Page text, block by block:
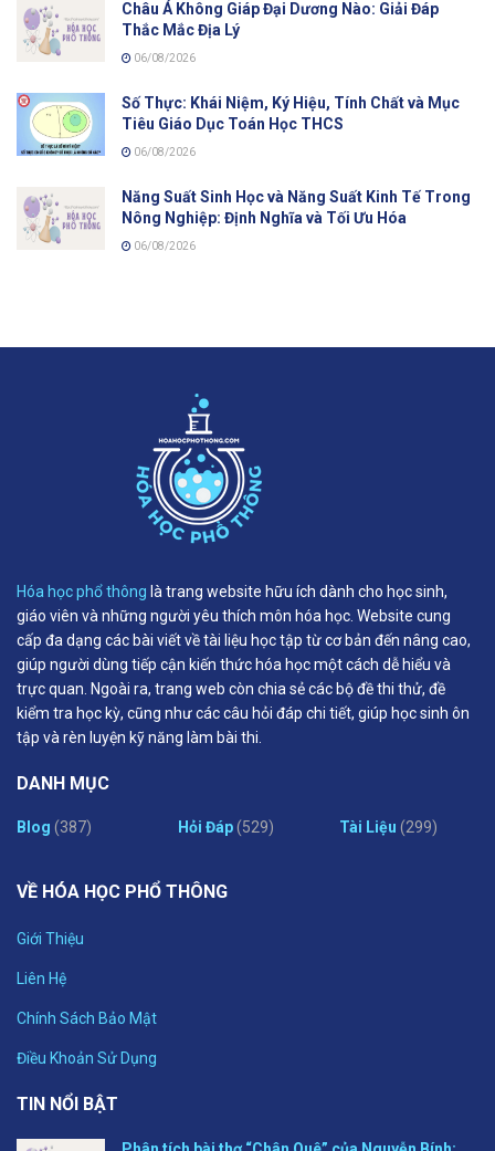
Châu Á Không Giáp Đại Dương Nào: Giải Đáp
Thắc Mắc Địa Lý
06/08/2026
Số Thực: Khái Niệm, Ký Hiệu, Tính Chất và Mục
Tiêu Giáo Dục Toán Học THCS
06/08/2026
Năng Suất Sinh Học và Năng Suất Kinh Tế Trong
Nông Nghiệp: Định Nghĩa và Tối Ưu Hóa
06/08/2026
Hóa học phổ thông là trang website hữu ích dành cho học sinh,
giáo viên và những người yêu thích môn hóa học. Website cung
cấp đa dạng các bài viết về tài liệu học tập từ cơ bản đến nâng cao,
giúp người dùng tiếp cận kiến thức hóa học một cách dễ hiểu và
trực quan. Ngoài ra, trang web còn chia sẻ các bộ đề thi thử, đề
kiểm tra học kỳ, cũng như các câu hỏi đáp chi tiết, giúp học sinh ôn
tập và rèn luyện kỹ năng làm bài thi.
DANH MỤC
Blog (387) Hỏi Đáp(529) Tài Liệu (299)
VỀ HÓA HỌC PHỔ THÔNG
Giới Thiệu
Liên Hệ
Chính Sách Bảo Mật
Điều Khoản Sử Dụng
TIN NỔI BẬT